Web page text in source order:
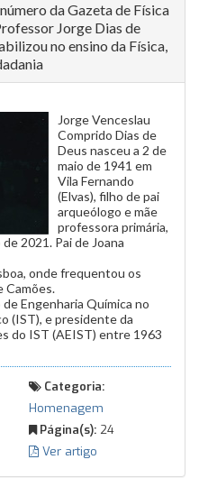
da Gazeta de Física
Jorge Dias de
no ensino da Física,
Jorge Venceslau
Comprido Dias de
Deus nasceu a 2 de
maio de 1941 em
Vila Fernando
(Elvas), filho de pai
arqueólogo e mãe
professora primária,
2021. Pai de Joana
onde frequentou os
Camões.
Engenharia Química no
(IST), e presidente da
do IST (AEIST) entre 1963
Categoria:
Homenagem
Página(s): 24
Ver artigo